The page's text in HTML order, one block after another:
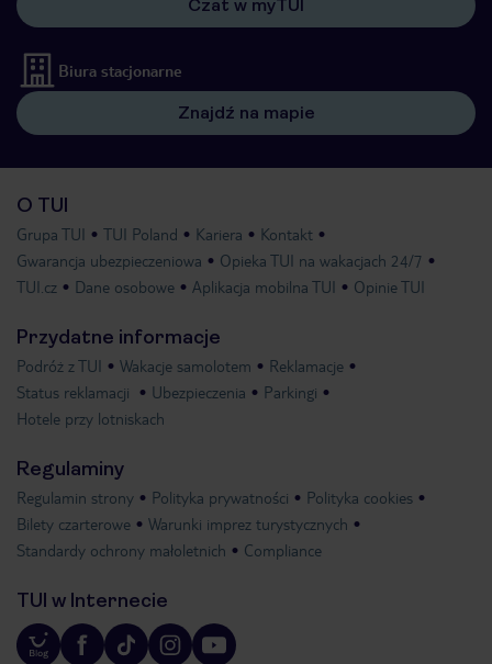
Czat w myTUI
Biura stacjonarne
Znajdź na mapie
O TUI
Grupa TUI TUI Poland Kariera
Kontakt
Gwarancja ubezpieczeniowa
Opieka TUI na wakacjach 24/7
TUI.cz
Dane osobowe Aplikacja mobilna TUI Opinie TUI
Przydatne informacje
Podróż z TUI Wakacje samolotem
Reklamacje
Status reklamacji
Ubezpieczenia
Parkingi
Hotele przy lotniskach
Regulaminy
Regulamin strony Polityka prywatności
Polityka cookies
Bilety czarterowe
Warunki imprez turystycznych
Standardy ochrony małoletnich
Compliance
TUI w Internecie